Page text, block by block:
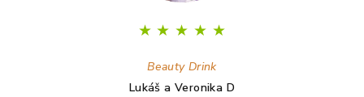
★ ★ ★ ★ ★
Beauty Drink
Lukáš a Veronika D